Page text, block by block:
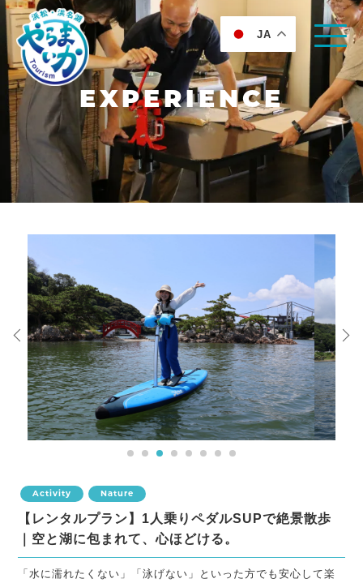
JA
EXPERIENCE
1 2 3 4 5 6 7 8
Activity Nature
【レンタルプラン】1人乗りペダルSUPで絶景散歩
｜空と湖に包まれて、心ほどける。
「水に濡れたくない」「泳げない」といった方でも安心して楽